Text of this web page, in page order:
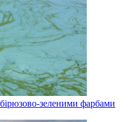
зеленими фарбами